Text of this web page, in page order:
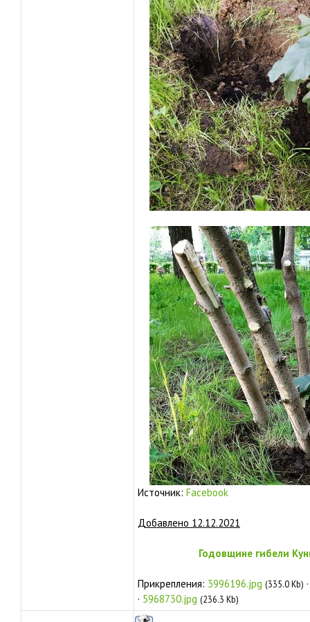
Источник: Facebook
Добавлено 12.12.2021
Годовщине гибели
Прикрепления: 3996196.jpg (335.0 Kb)
· 5968730.jpg (236.3 Kb)